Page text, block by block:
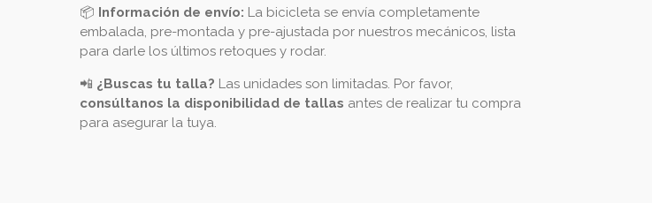
📦 Información de envío: La bicicleta se envía completamente
embalada, pre-montada y pre-ajustada por nuestros mecánicos, lista
para darle los últimos retoques y rodar.
📲 ¿Buscas tu talla? Las unidades son limitadas. Por favor,
consúltanos la disponibilidad de tallas antes de realizar tu compra
para asegurar la tuya.